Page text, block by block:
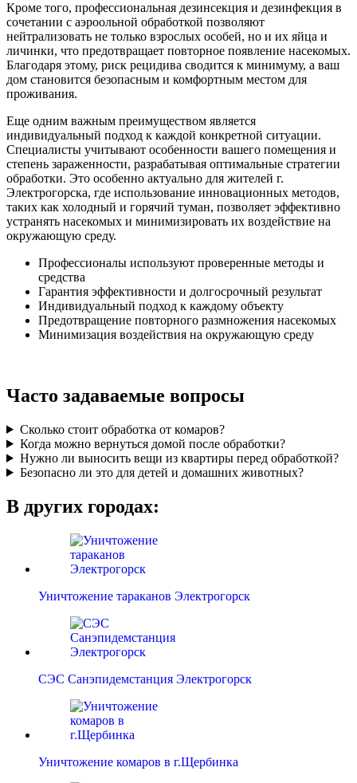
Кроме того, профессиональная дезинсекция и дезинфекция в
сочетании с аэроольной обработкой позволяют
нейтрализовать не только взрослых особей, но и их яйца и
личинки, что предотвращает повторное появление насекомых.
Благодаря этому, риск рецидива сводится к минимуму, а ваш
дом становится безопасным и комфортным местом для
проживания.
Еще одним важным преимуществом является
индивидуальный подход к каждой конкретной ситуации.
Специалисты учитывают особенности вашего помещения и
степень зараженности, разрабатывая оптимальные стратегии
обработки. Это особенно актуально для жителей г.
Электрогорска, где использование инновационных методов,
таких как холодный и горячий туман, позволяет эффективно
устранять насекомых и минимизировать их воздействие на
окружающую среду.
Профессионалы используют проверенные методы и
средства
Гарантия эффективности и долгосрочный результат
Индивидуальный подход к каждому объекту
Предотвращение повторного размножения насекомых
Минимизация воздействия на окружающую среду
Часто задаваемые вопросы
Сколько стоит обработка от комаров?
Когда можно вернуться домой после обработки?
Нужно ли выносить вещи из квартиры перед обработкой?
Безопасно ли это для детей и домашних животных?
В других городах:
Уничтожение тараканов Электрогорск
СЭС Санэпидемстанция Электрогорск
Уничтожение комаров в г.Щербинка